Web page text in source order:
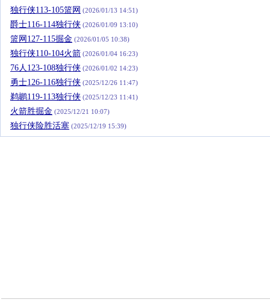
独行侠113-105篮网 (2026/01/13 14:51)
爵士116-114独行侠 (2026/01/09 13:10)
篮网127-115掘金 (2026/01/05 10:38)
独行侠110-104火箭 (2026/01/04 16:23)
76人123-108独行侠 (2026/01/02 14:23)
勇士126-116独行侠 (2025/12/26 11:47)
鹈鹕119-113独行侠 (2025/12/23 11:41)
火箭胜掘金 (2025/12/21 10:07)
独行侠险胜活塞 (2025/12/19 15:39)